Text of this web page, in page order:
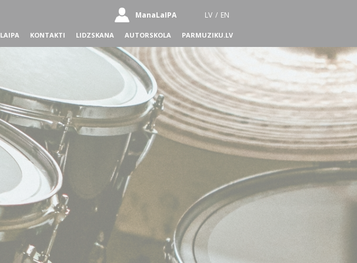
ManaLaIPA LV / EN
LAIPA KONTAKTI LIDZSKANA AUTORSKOLA PARMUZIKU.LV